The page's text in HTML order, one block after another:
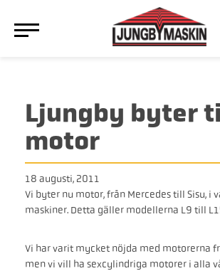
Ljungby byter
motor
18 augusti, 2011
Vi byter nu motor, från Mercedes till Sisu, i
maskiner. Detta gäller modellerna L9 till
Vi har varit mycket nöjda med motorerna
men vi vill ha sexcylindriga motorer i alla